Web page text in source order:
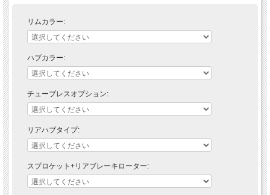
【対応車種一覧】
Beta 2013以降
Ducati Desmo 450MX 2025以降
Fantic XXF250/450 / XEF250/450 2021以降
Gasgas EC / EX-F / MC-F 2021以降
Gasgas 全ての MX and エンデューロモデル 2002-2020
Honda CRF 250/450X 2004以降
Honda CRF250L ABS 2017-2018
Honda CRF250L/M 2013-2018
Honda CRF250R/450R 2002以降 RXを含む
Husaberg FE/FS 全て 2002-2013
Husqvarna 701 Supermoto 2016以降 クッシュドライブハブ
Husqvarna FC/FE/TC/TE 2014以降
Husqvarna FS 450 2015以降
Husqvarna TC&TE&SMR 2004-2013
Kawasaki KX 125/250 - 2006-2020 2ストローク
リムカラー:
ハブカラー:
チューブレスオプション:
リアハブタイプ:
スプロケット+リアブレーキローター: